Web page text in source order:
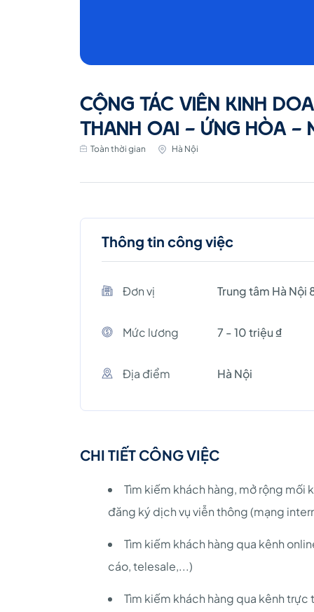
Đức)
CỘNG TÁC VIÊN KINH
THANH OAI - ỨNG HÒA -
Toàn thời gian Hà Nội
Thông tin công việc
Đơn vị Trung tâm Hà Nội
Mức lương 7 - 10 triệu ₫
Địa điểm Hà Nội
CHI TIẾT CÔNG VIỆC
Tìm kiếm khách hàng, mở rộng mối
đăng ký dịch vụ viễn thông (mạng
Tìm kiếm khách hàng qua kênh
cáo, telesale,...)
Tìm kiếm khách hàng qua kênh